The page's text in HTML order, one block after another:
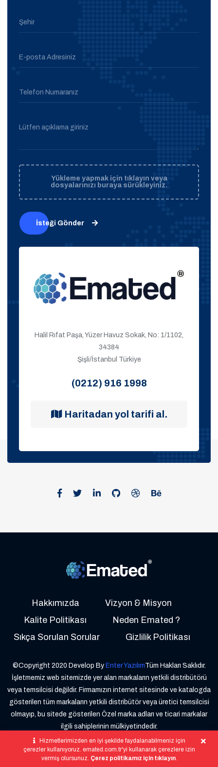
Şehir
E-posta Adresiniz
Telefon Numaranız
Lütfen açıklama giriniz
Yükleme yapmak için tıklayın veya
dosyalarınızı buraya sürükleyiniz.
İsteği Gönder
Halil Rıfat Paşa, Yüzer Havuz Sokak, No: 1/1102,
34384
Şişli/İstanbul Türkiye
(0212) 916 1998
Haritadan yol tarifi al.
Hakkımızda
Vizyon & Misyon
Kalite Politikası
Neden Emated ?
Sıkça Sorulan Sorular
Gizlilik Politikası
©Copyright 2020 Develop By Enter YazılımTüm Hakları Saklıdır.
İşletmemiz web sitemizde yer alan markaların yetkili distribütörü
veya temsilcisi değildir. Firmamızın internet sitesinde ve katalogda
gösterilen tüm markaların yetkili distribütör veya üretici temsilcisi
olmayıp, bu sitede gösterilen Özel marka adları ve ticari markalar
ilgili sahiplerinin mülkiyetindedir.
Hizmetlerimizden en iyi şekilde faydalanabilmeniz için
çerezler kullanıyoruz. emated.com.tr'yi kullanarak çerezlere izin
vermiş olursunuz. Çerez politikamız için tıklayın.